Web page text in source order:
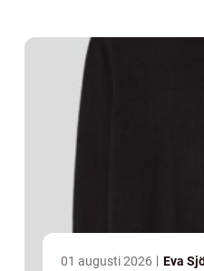
01 augusti 2026 Eva